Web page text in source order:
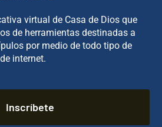
virtual de Casa de Dios que
de herramientas destinadas a
por medio de todo tipo de
internet.
Inscríbete